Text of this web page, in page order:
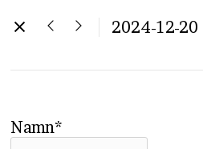
2024-12-20
Namn*